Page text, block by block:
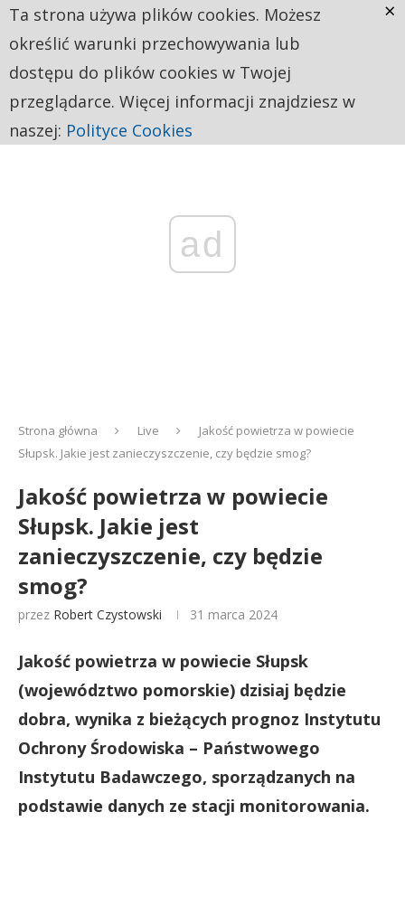
ad
Strona główna Live
Jakość powietrza w powiecie
Słupsk. Jakie jest zanieczyszczenie, czy będzie smog?
Jakość powietrza w powiecie
Słupsk. Jakie jest
zanieczyszczenie, czy będzie
smog?
przez Robert Czystowski 31 marca 2024
Jakość powietrza w powiecie Słupsk
(województwo pomorskie) dzisiaj będzie
dobra, wynika z bieżących prognoz Instytutu
Ochrony Środowiska – Państwowego
Instytutu Badawczego, sporządzanych na
podstawie danych ze stacji monitorowania.
Ta strona używa plików cookies. Możesz
określić warunki przechowywania lub
dostępu do plików cookies w Twojej
przeglądarce. Więcej informacji znajdziesz w
naszej: Polityce Cookies
×